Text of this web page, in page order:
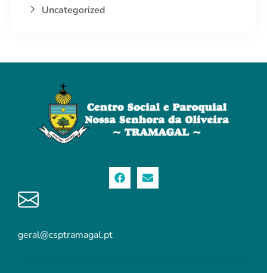
Uncategorized
geral@csptramagal.pt